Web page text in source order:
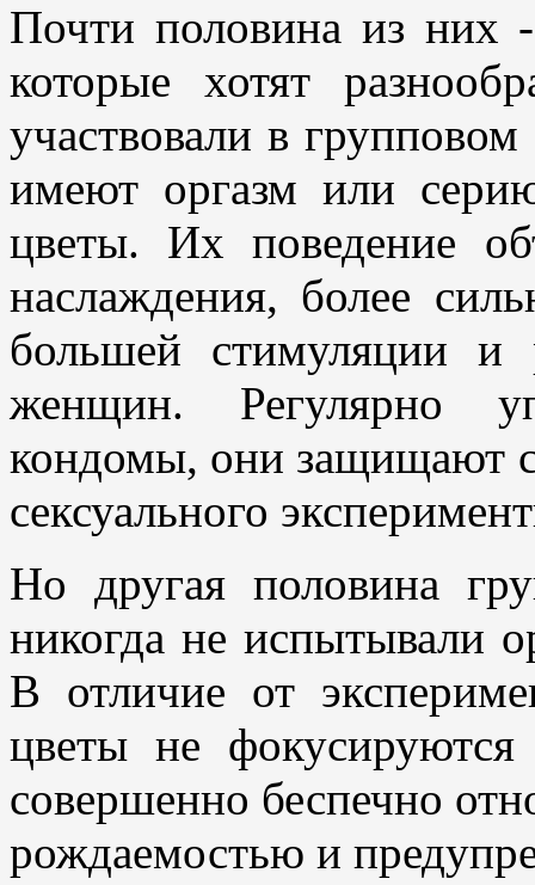
Почти половина из них
которые хотят
участвовали в
имеют оргазм или
цветы. Их поведение
наслаждения, более
большей стимуляции и
женщин. Регулярно
кондомы, они защищают
сексуального
Но другая половина
никогда не испытывали
В отличие от
цветы не
совершенно беспечно
рождаемостью и